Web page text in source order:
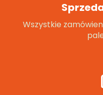
Wszystkie